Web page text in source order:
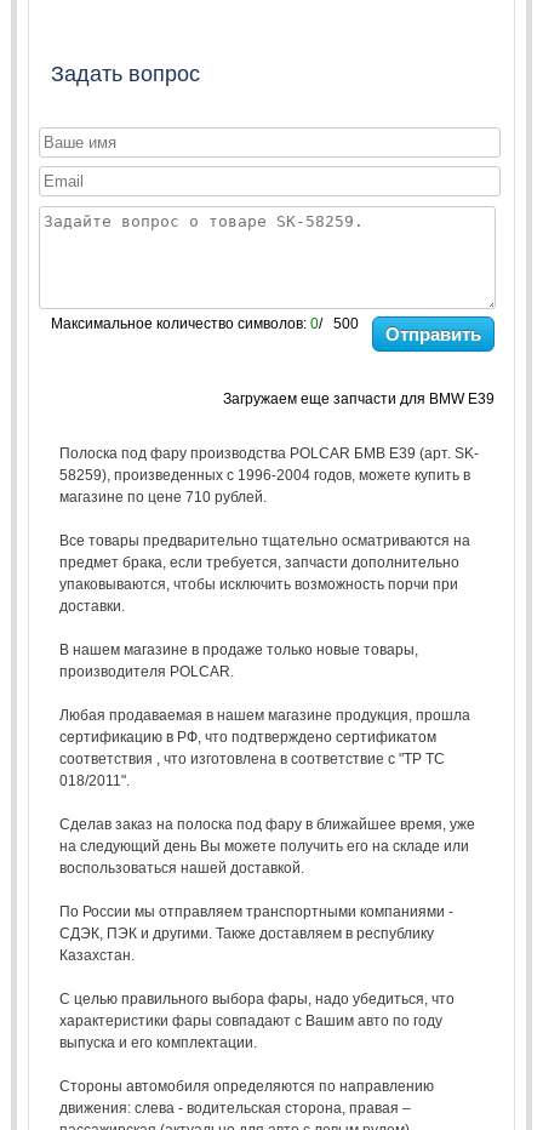
Задать вопрос
Максимальное количество символов: 0/ 500 Отправить
Загружаем еще запчасти для BMW E39
Полоска под фару производства POLCAR БМВ Е39 (арт. SK-
58259), произведенных с 1996-2004 годов, можете купить в
магазине по цене 710 рублей.
Все товары предварительно тщательно осматриваются на
предмет брака, если требуется, запчасти дополнительно
упаковываются, чтобы исключить возможность порчи при
доставки.
В нашем магазине в продаже только новые товары,
производителя POLCAR.
Любая продаваемая в нашем магазине продукция, прошла
сертификацию в РФ, что подтверждено сертификатом
соответствия , что изготовлена в соответствие с "ТР ТС
018/2011".
Сделав заказ на полоска под фару в ближайшее время, уже
на следующий день Вы можете получить его на складе или
воспользоваться нашей доставкой.
По России мы отправляем транспортными компаниями -
СДЭК, ПЭК и другими. Также доставляем в республику
Казахстан.
С целью правильного выбора фары, надо убедиться, что
характеристики фары совпадают с Вашим авто по году
выпуска и его комплектации.
Стороны автомобиля определяются по направлению
движения: слева - водительская сторона, правая –